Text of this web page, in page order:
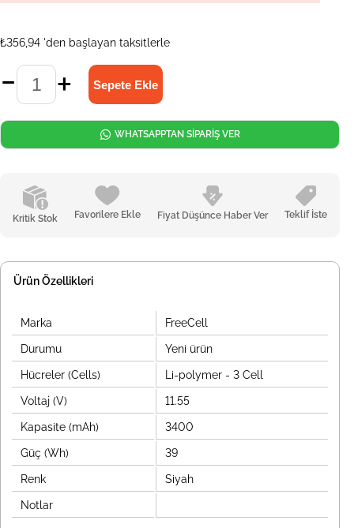
₺356,94 'den başlayan taksitlerle
Kritik Stok Favorilere Ekle Fiyat Düşünce Haber Ver Teklif İste
WHATSAPPTAN SİPARİŞ VER
Ürün Özellikleri
Marka FreeCell
Durumu Yeni ürün
Hücreler (Cells) Li-polymer - 3 Cell
Voltaj (V) 11.55
Kapasite (mAh) 3400
Güç (Wh) 39
Renk Siyah
Notlar